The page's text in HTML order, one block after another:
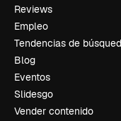
Reviews
Empleo
Tendencias de
Blog
Eventos
Slidesgo
Vender contenido